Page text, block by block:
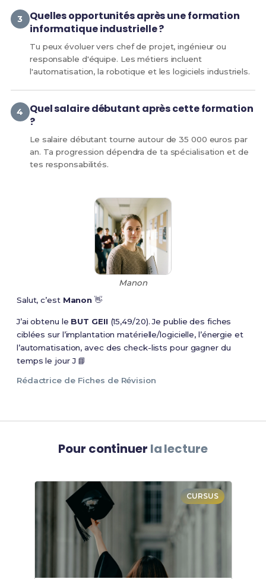
Quelles opportunités après une formation
informatique industrielle ?
Tu peux évoluer vers chef de projet, ingénieur ou
responsable d'équipe. Les métiers incluent
l'automatisation, la robotique et les logiciels industriels.
Quel salaire débutant après cette formation
?
Le salaire débutant tourne autour de 35 000 euros par
an. Ta progression dépendra de ta spécialisation et de
tes responsabilités.
Manon
Salut, c’est Manon 👋
J’ai obtenu le BUT GEII(15,49/20). Je publie des fiches
ciblées sur l’implantation matérielle/logicielle, l’énergie et
l’automatisation, avec des check-lists pour gagner du
temps le jour J 📘
Rédactrice de Fiches de Révision
Pour continuer la lecture
CURSUS